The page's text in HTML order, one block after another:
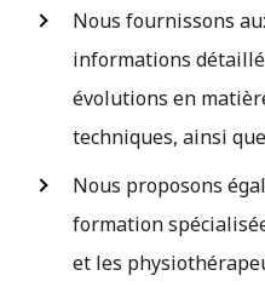
Nous fournissons
informations
évolutions en
techniques, ainsi
Nous proposons
formation
et les